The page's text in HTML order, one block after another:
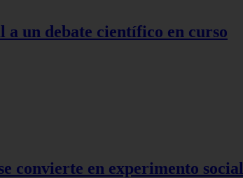
a un debate científico en curso
convierte en experimento social